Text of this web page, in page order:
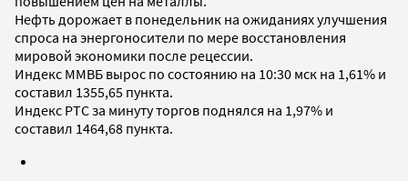
Нефть дорожает в понедельник на ожиданиях улучшения
спроса на энергоносители по мере восстановления
мировой экономики после рецессии.
Индекс ММВБ вырос по состоянию на 10:30 мск на 1,61% и
составил 1355,65 пункта.
Индекс РТС за минуту торгов поднялся на 1,97% и
составил 1464,68 пункта.